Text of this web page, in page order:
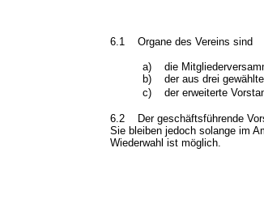
6.1 Organe des Vereins sind
a) die
b) der aus drei
c) der erweiterte
6.2 Der geschäftsführende
Sie bleiben jedoch solange im
Wiederwahl ist möglich.